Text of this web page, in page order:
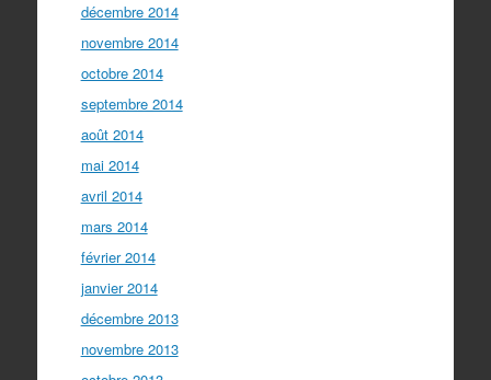
décembre 2014
novembre 2014
octobre 2014
septembre 2014
août 2014
mai 2014
avril 2014
mars 2014
février 2014
janvier 2014
décembre 2013
novembre 2013